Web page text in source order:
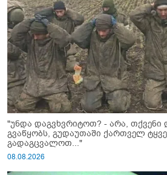
"უნდა დაგვხვრიტოთ? - არა, თქვენი
გვაწყობს, გუდაუთაში ქართველ
გადაგცვალოთ..."
08.08.2026